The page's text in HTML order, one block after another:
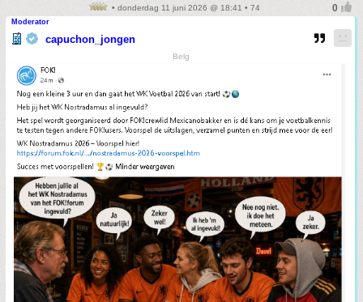
• donderdag 11 juni 2026 @ 18:41 • 74
Moderator
capuchon_jongen
Belg